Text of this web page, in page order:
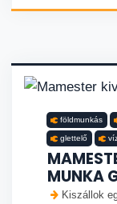
földmunkás
glettelő
MUNKA
Kiszállok